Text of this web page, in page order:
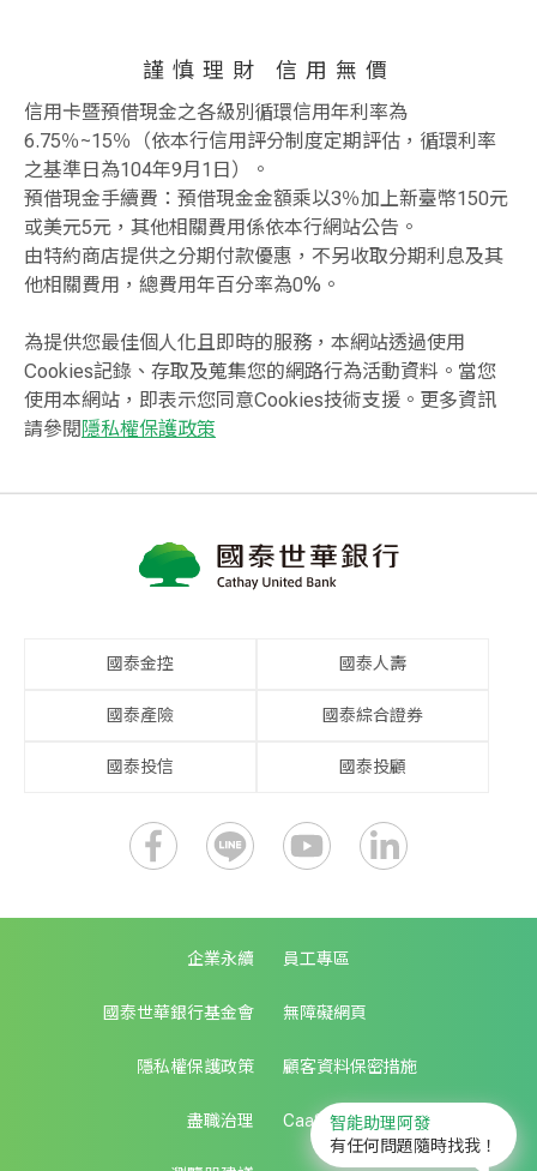
謹慎理財 信用無價
信用卡暨預借現金之各級別循環信用年利率為
6.75％~15％（依本行信用評分制度定期評估，循環利率
之基準日為104年9月1日）。
預借現金手續費：預借現金金額乘以3％加上新臺幣150元
或美元5元，其他相關費用係依本行網站公告。
由特約商店提供之分期付款優惠，不另收取分期利息及其
他相關費用，總費用年百分率為0%。
為提供您最佳個人化且即時的服務，本網站透過使用
Cookies記錄、存取及蒐集您的網路行為活動資料。當您
使用本網站，即表示您同意Cookies技術支援。更多資訊
請參閱隱私權保護政策
國泰金控 國泰人壽
國泰產險 國泰綜合證券
國泰投信 國泰投顧
企業永續 員工專區
國泰世華銀行基金會 無障礙網頁
隱私權保護政策 顧客資料保密措施
盡職治理 CaaS生態圈服務
智能助理阿發
有任何問題隨時找我！